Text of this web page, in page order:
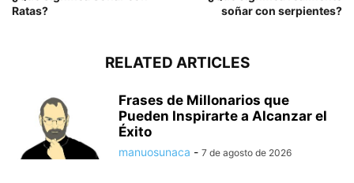
Ratas?
soñar con serpientes?
RELATED ARTICLES
Frases de Millonarios que
Pueden Inspirarte a Alcanzar el
Éxito
manuosunaca - 7 de agosto de 2026